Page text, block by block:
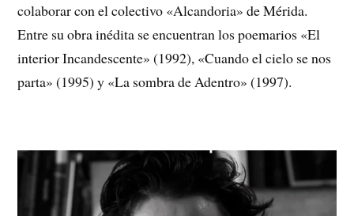
colaborar con el colectivo «Alcandoria» de Mérida.
Entre su obra inédita se encuentran los poemarios «El
interior Incandescente» (1992), «Cuando el cielo se nos
parta» (1995) y «La sombra de Adentro» (1997).